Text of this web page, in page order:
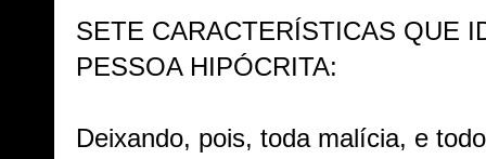
SETE CARACTERÍSTICAS QUE
PESSOA HIPÓCRITA:
Deixando, pois, toda malícia, e